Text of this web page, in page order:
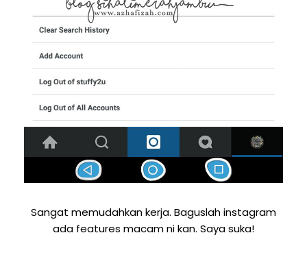
Sangat memudahkan kerja. Baguslah instagram
ada features macam ni kan. Saya suka!